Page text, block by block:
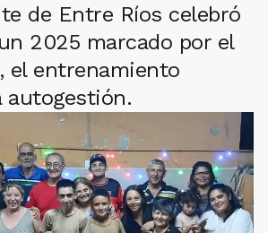
de Entre Ríos celebró
2025 marcado por el
el entrenamiento
autogestión.